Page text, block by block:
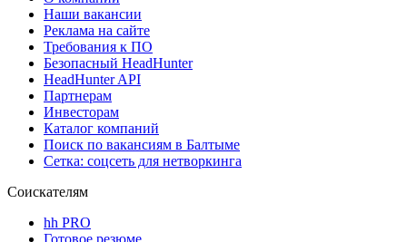
Наши вакансии
Реклама на сайте
Требования к ПО
Безопасный HeadHunter
HeadHunter API
Партнерам
Инвесторам
Каталог компаний
Поиск по вакансиям в Балтыме
Сетка: соцсеть для нетворкинга
Соискателям
hh PRO
Готовое резюме